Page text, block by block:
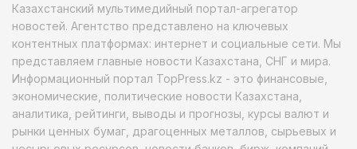
Казахстанский мультимедийный портал-агрегатор
новостей. Агентство представлено на ключевых
контентных платформах: интернет и социальные сети. Мы
представляем главные новости Казахстана, СНГ и мира.
Информационный портал TopPress.kz - это финансовые,
экономические, политические новости Казахстана,
аналитика, рейтинги, выводы и прогнозы, курсы валют и
рынки ценных бумаг, драгоценных металлов, сырьевых и